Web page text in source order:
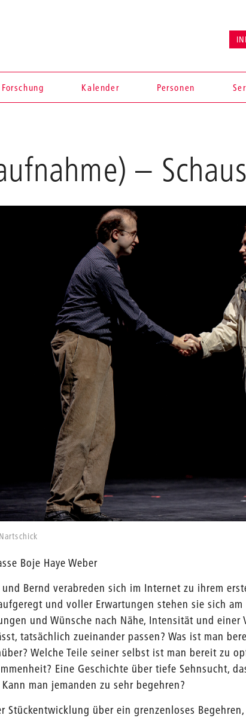
Forschung Kalender Personen
–
Boje Haye Weber
Bernd verabreden sich im Internet zu ihrem
und voller Erwartungen stehen sie sich
und Wünsche nach Nähe, Intensität und
tatsächlich zueinander passen? Was ist man
Welche Teile seiner selbst ist man bereit zu
Eine Geschichte über tiefe Sehnsucht,
Kann man jemanden zu sehr begehren?
Stückentwicklung über ein grenzenloses